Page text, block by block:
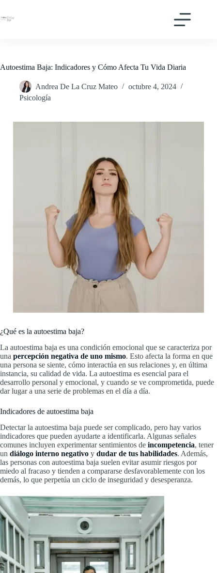
contenido
Autoestima Baja: Indicadores y Cómo Afecta Tu Vida Diaria
Andrea De La Cruz Mateo
octubre 4, 2024
Psicología
¿Qué es la autoestima baja?
La autoestima baja es una condición emocional que se caracteriza por
una percepción negativa de uno mismo. Esto afecta la forma en que
una persona se siente, cómo interactúa en sus relaciones y, en última
instancia, su calidad de vida. La autoestima es esencial para el
desarrollo personal y emocional, y cuando se ve comprometida, puede
dar lugar a una serie de problemas en el día a día.
Indicadores de autoestima baja
Detectar la autoestima baja puede ser complicado, pero hay varios
indicadores que pueden ayudarte a identificarla. Algunas señales
comunes incluyen experimentar sentimientos de incompetencia, tener
un diálogo interno negativo y dudar de tus habilidades. Además,
las personas con autoestima baja suelen evitar asumir riesgos por
miedo al fracaso y tienden a compararse desfavorablemente con los
demás, lo que perpetúa un ciclo de inseguridad y desesperanza.